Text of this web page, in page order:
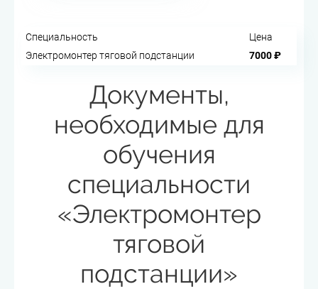
Специальность
Цена
Электромонтер тяговой подстанции
7000 ₽
Документы,
необходимые для
обучения
специальности
«Электромонтер
тяговой
подстанции»